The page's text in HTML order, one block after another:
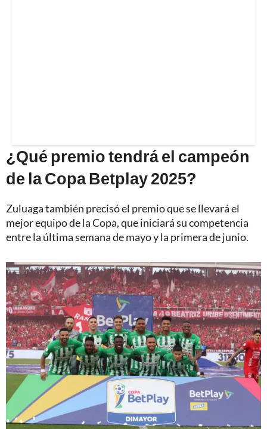
¿Qué premio tendrá el campeón
de la Copa Betplay 2025?
Zuluaga también precisó el premio que se llevará el
mejor equipo de la Copa, que iniciará su competencia
entre la última semana de mayo y la primera de junio.